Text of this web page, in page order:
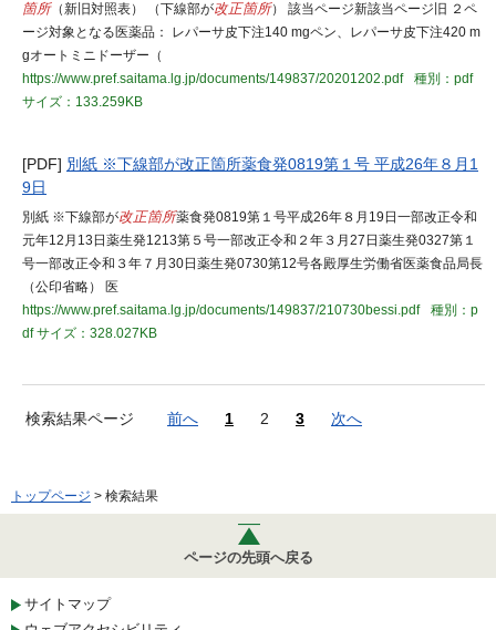
箇所（新旧対照表） （下線部が改正箇所） 該当ページ新該当ページ旧 ２ペ
ージ対象となる医薬品： レパーサ皮下注140 mgペン、レパーサ皮下注420 m
gオートミニドーザー（
https://www.pref.saitama.lg.jp/documents/149837/20201202.pdf
種別：pdf
サイズ：133.259KB
[PDF] 別紙 ※下線部が改正箇所薬食発0819第１号 平成26年８月1
9日
別紙 ※下線部が改正箇所薬食発0819第１号平成26年８月19日一部改正令和
元年12月13日薬生発1213第５号一部改正令和２年３月27日薬生発0327第１
号一部改正令和３年７月30日薬生発0730第12号各殿厚生労働省医薬食品局長
（公印省略） 医
https://www.pref.saitama.lg.jp/documents/149837/210730bessi.pdf
種別：p
dfサイズ：328.027KB
検索結果ページ 前へ 1 2 3 次へ
トップページ > 検索結果
ページの先頭へ戻る
サイトマップ